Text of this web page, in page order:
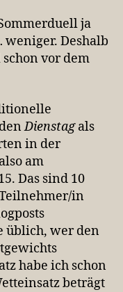
ja
Deshalb
vor dem
Dienstagals
in der
am
Das sind 10
in
üblich, wer den
habe ich schon
beträgt